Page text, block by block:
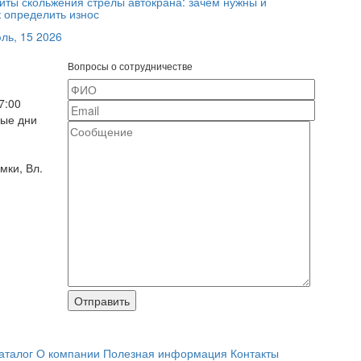
определить износ
15 2026
дни
Вл.
Вопросы о сотрудничестве
Отправить
О компании Полезная информация Контакты